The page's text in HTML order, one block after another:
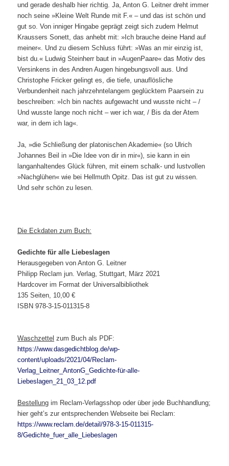
und gerade deshalb hier richtig. Ja, Anton G. Leitner dreht immer
noch seine »Kleine Welt Runde mit F.« – und das ist schön und
gut so. Von inniger Hingabe geprägt zeigt sich zudem Helmut
Kraussers Sonett, das anhebt mit: »Ich brauche deine Hand auf
meiner«. Und zu diesem Schluss führt: »Was an mir einzig ist,
bist du.« Ludwig Steinherr baut in »AugenPaare« das Motiv des
Versinkens in des Andren Augen hingebungsvoll aus. Und
Christophe Fricker gelingt es, die tiefe, unauflösliche
Verbundenheit nach jahrzehntelangem geglücktem Paarsein zu
beschreiben: »Ich bin nachts aufgewacht und wusste nicht – /
Und wusste lange noch nicht – wer ich war, / Bis da der Atem
war, in dem ich lag«.
Ja, »die Schließung der platonischen Akademie« (so Ulrich
Johannes Beil in »Die Idee von dir in mir«), sie kann in ein
langanhaltendes Glück führen, mit einem schalk- und lustvollen
»Nachglühen« wie bei Hellmuth Opitz. Das ist gut zu wissen.
Und sehr schön zu lesen.
Die Eckdaten zum Buch:
Gedichte für alle Liebeslagen
Herausgegeben von Anton G. Leitner
Philipp Reclam jun. Verlag, Stuttgart, März 2021
Hardcover im Format der Universalbibliothek
135 Seiten, 10,00 €
ISBN 978-3-15-011315-8
Waschzettel zum Buch als PDF:
https://www.dasgedichtblog.de/wp-
content/uploads/2021/04/Reclam-
Verlag_Leitner_AntonG_Gedichte-für-alle-
Liebeslagen_21_03_12.pdf
Bestellung im Reclam-Verlagsshop oder über jede Buchhandlung;
hier geht’s zur entsprechenden Webseite bei Reclam:
https://www.reclam.de/detail/978-3-15-011315-
8/Gedichte_fuer_alle_Liebeslagen